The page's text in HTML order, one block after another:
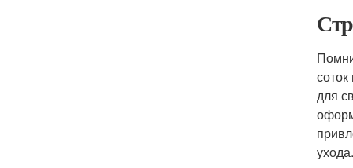
для
ухода.